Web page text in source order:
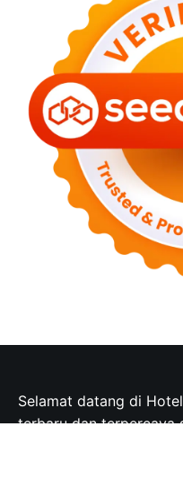
Selamat datang di
terbaru dan terpercaya